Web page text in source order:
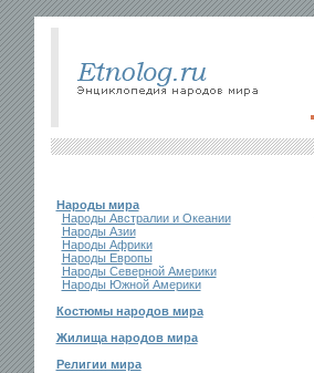
Народы мира
Народы Австралии и Океании
Народы Азии
Народы Африки
Народы Европы
Народы Северной Америки
Народы Южной Америки
Костюмы народов мира
Жилища народов мира
Религии мира